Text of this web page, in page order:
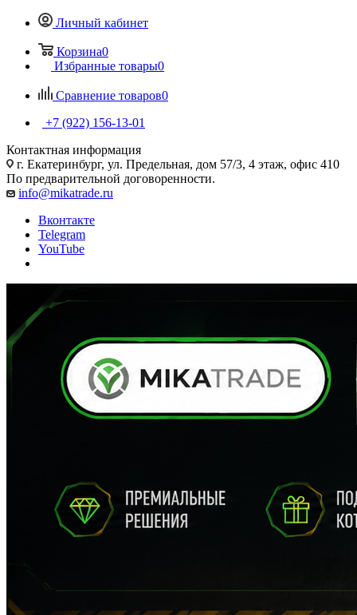
Личный кабинет
Корзина0
Избранные товары0
Сравнение товаров0
+7 (922) 156-13-01
Контактная информация
г. Екатеринбург, ул. Предельная, дом 57/3, 4 этаж, офис 410
По предварительной договоренности.
info@mikatrade.ru
Вконтакте
Telegram
YouTube